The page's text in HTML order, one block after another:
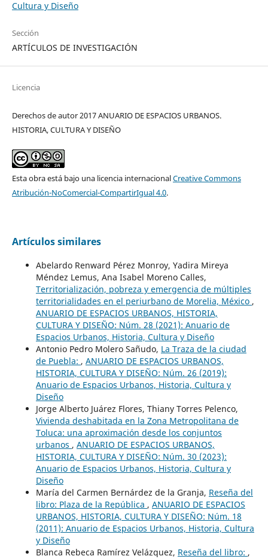
Cultura y Diseño
Sección
ARTÍCULOS DE INVESTIGACIÓN
Licencia
Derechos de autor 2017 ANUARIO DE ESPACIOS URBANOS.
HISTORIA, CULTURA Y DISEÑO
Esta obra está bajo una licencia internacionalCreative Commons
Atribución-NoComercial-CompartirIgual 4.0.
Artículos similares
Abelardo Renward Pérez Monroy, Yadira Mireya
Méndez Lemus, Ana Isabel Moreno Calles,
Territorialización, pobreza y emergencia de múltiples
territorialidades en el periurbano de Morelia, México ,
ANUARIO DE ESPACIOS URBANOS, HISTORIA,
CULTURA Y DISEÑO: Núm. 28 (2021): Anuario de
Espacios Urbanos, Historia, Cultura y Diseño
Antonio Pedro Molero Sañudo, La Traza de la ciudad
de Puebla: , ANUARIO DE ESPACIOS URBANOS,
HISTORIA, CULTURA Y DISEÑO: Núm. 26 (2019):
Anuario de Espacios Urbanos, Historia, Cultura y
Diseño
Jorge Alberto Juárez Flores, Thiany Torres Pelenco,
Vivienda deshabitada en la Zona Metropolitana de
Toluca: una aproximación desde los conjuntos
urbanos , ANUARIO DE ESPACIOS URBANOS,
HISTORIA, CULTURA Y DISEÑO: Núm. 30 (2023):
Anuario de Espacios Urbanos, Historia, Cultura y
Diseño
María del Carmen Bernárdez de la Granja, Reseña del
libro: Plaza de la República , ANUARIO DE ESPACIOS
URBANOS, HISTORIA, CULTURA Y DISEÑO: Núm. 18
(2011): Anuario de Espacios Urbanos, Historia, Cultura
y Diseño
Blanca Rebeca Ramírez Velázquez, Reseña del libro: ,